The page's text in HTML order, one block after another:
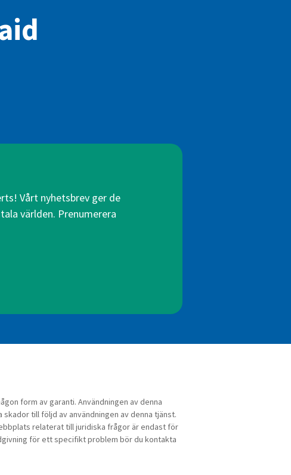
Vårt nyhetsbrev ger de
världen. Prenumerera
form av garanti. Användningen av denna
till följd av användningen av denna tjänst.
relaterat till juridiska frågor är endast för
för ett specifikt problem bör du kontakta